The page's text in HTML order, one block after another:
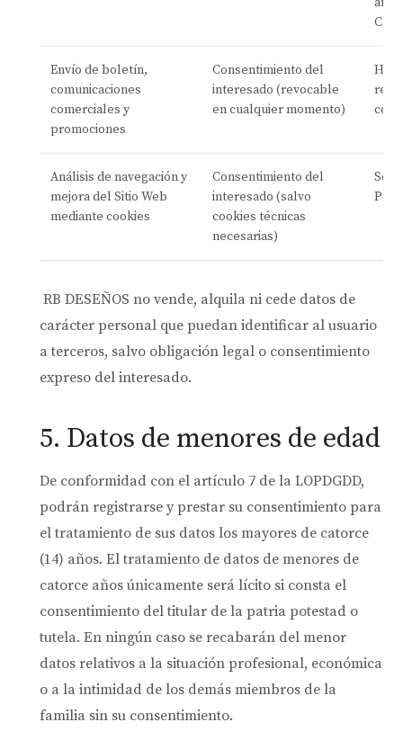
Envío de boletín,
comunicaciones
comerciales y
promociones
Consentimiento del
interesado (revocable
en cualquier momento)
Análisis de navegación y
mejora del Sitio Web
mediante cookies
Consentimiento del
interesado (salvo
cookies técnicas
necesarias)
RB DESEÑOS no vende, alquila ni cede datos de
carácter personal que puedan identificar al usuario
a terceros, salvo obligación legal o consentimiento
expreso del interesado.
5. Datos de menores de edad
De conformidad con el artículo 7 de la LOPDGDD,
podrán registrarse y prestar su consentimiento para
el tratamiento de sus datos los mayores de catorce
(14) años. El tratamiento de datos de menores de
catorce años únicamente será lícito si consta el
consentimiento del titular de la patria potestad o
tutela. En ningún caso se recabarán del menor
datos relativos a la situación profesional, económica
o a la intimidad de los demás miembros de la
familia sin su consentimiento.